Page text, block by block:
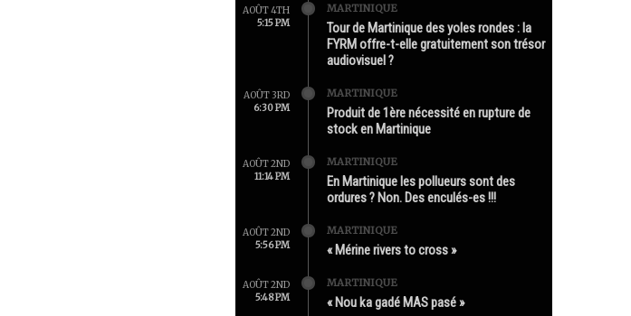
AOÛT 4TH
5:15 PM
MARTINIQUE
Tour de Martinique des yoles rondes : la
FYRM offre-t-elle gratuitement son trésor
audiovisuel ?
AOÛT 3RD
6:30 PM
MARTINIQUE
Produit de 1ère nécessité en rupture de
stock en Martinique
AOÛT 2ND
11:14 PM
MARTINIQUE
En Martinique les pollueurs sont des
ordures ? Non. Des enculés-es !!!
AOÛT 2ND
5:56 PM
MARTINIQUE
« Mérine rivers to cross »
AOÛT 2ND
5:48 PM
MARTINIQUE
« Nou ka gadé MAS pasé »